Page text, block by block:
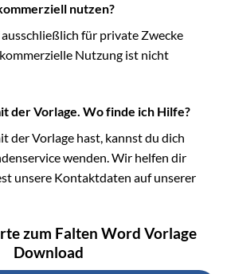
nutzen?
für private Zwecke
Nutzung ist nicht
der Vorlage. Wo finde ich Hilfe?
der Vorlage hast, kannst du dich
wenden. Wir helfen dir
unsere Kontaktdaten auf unserer
zum Falten Word Vorlage
Download